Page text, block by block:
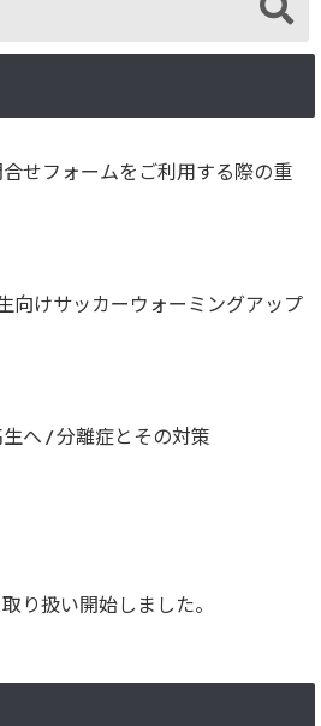
せフォームをご利用する際の重
向けサッカーウォーミングアップ
へ / 分離症とその対策
り扱い開始しました。